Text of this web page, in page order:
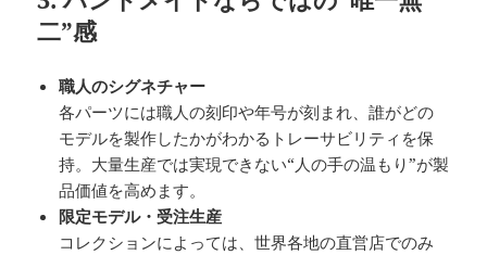
二”感
職人のシグネチャー
各パーツには職人の刻印や年号が刻まれ、誰がどの
モデルを製作したかがわかるトレーサビリティを保
持。大量生産では実現できない“人の手の温もり”が製
品価値を高めます。
限定モデル・受注生産
コレクションによっては、世界各地の直営店でのみ